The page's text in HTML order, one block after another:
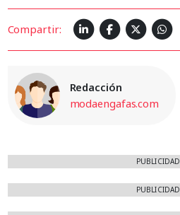
Compartir:
Redacción
modaengafas.com
PUBLICIDAD
PUBLICIDAD